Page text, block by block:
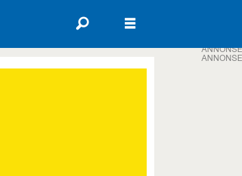
ANNONSE
ANNONSE